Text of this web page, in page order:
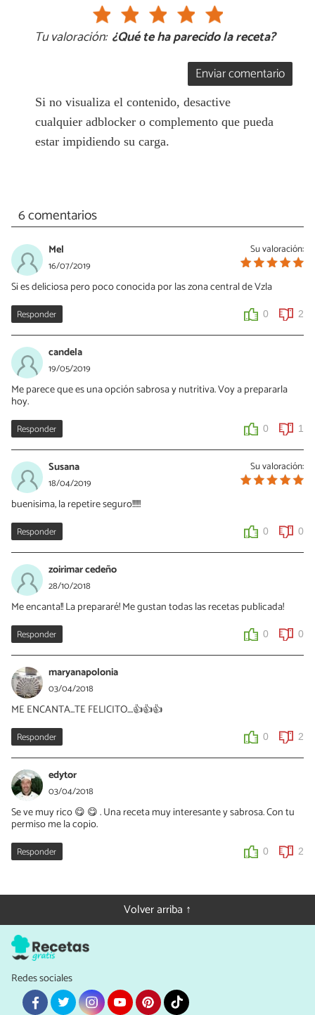
Tu valoración: ¿Qué te ha parecido la receta?
Enviar comentario
Si no visualiza el contenido, desactive
cualquier adblocker o complemento que pueda
estar impidiendo su carga.
6 comentarios
Su valoración:
Mel
16/07/2019
Si es deliciosa pero poco conocida por las zona central de Vzla
Responder 0 2
candela
19/05/2019
Me parece que es una opción sabrosa y nutritiva. Voy a prepararla
hoy.
Responder 0 1
Su valoración:
Susana
18/04/2019
buenisima, la repetire seguro!!!!!!
Responder 0 0
zoirimar cedeño
28/10/2018
Me encanta!! La prepararé! Me gustan todas las recetas publicada!
Responder 0 0
maryanapolonia
03/04/2018
ME ENCANTA...TE FELICITO....👍👍👍
Responder 0 2
edytor
03/04/2018
Se ve muy rico 😋 😋 . Una receta muy interesante y sabrosa. Con tu
permiso me la copio.
Responder 0 2
Volver arriba ↑
Redes sociales